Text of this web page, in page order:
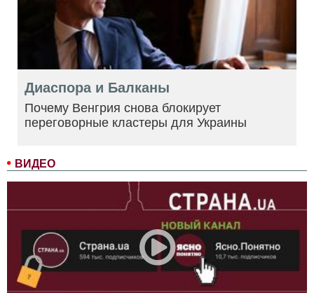
ВИДЕО
Диаспора и Балканы
Почему Венгрия снова блокирует
переговорные кластеры для Украины